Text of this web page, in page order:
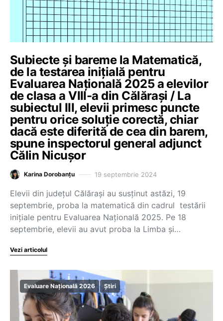
Subiecte și bareme la Matematică,
de la testarea inițială pentru
Evaluarea Națională 2025 a elevilor
de clasa a VIII-a din Călărași / La
subiectul III, elevii primesc puncte
pentru orice soluție corectă, chiar
dacă este diferită de cea din barem,
spune inspectorul general adjunct
Călin Nicușor
Karina Dorobanțu 19 septembrie 2024
Elevii din județul Călărași au susținut astăzi, 19
septembrie, proba la matematică din cadrul testării
inițiale pentru Evaluarea Națională 2025. Pe 18
septembrie, elevii au avut proba la Limba și…
Vezi articolul
Evaluare Națională 2026 Știri